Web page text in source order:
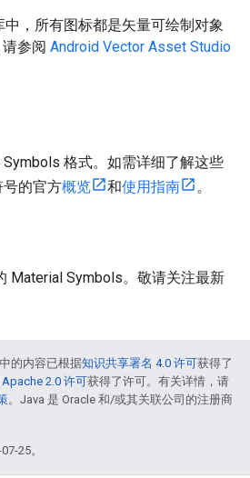
，所有图标都是矢量可绘制对象
参阅 Android Vector Asset Studio
格式。如需详细了解这些
的官方概览 和使用指南 。
Material Symbols。敬请关注最新
的内容已根据知识共享署名 4.0 许可获得了
Apache 2.0 许可获得了许可。有关详情，请
。Java 是 Oracle 和/或其关联公司的注册商
25。